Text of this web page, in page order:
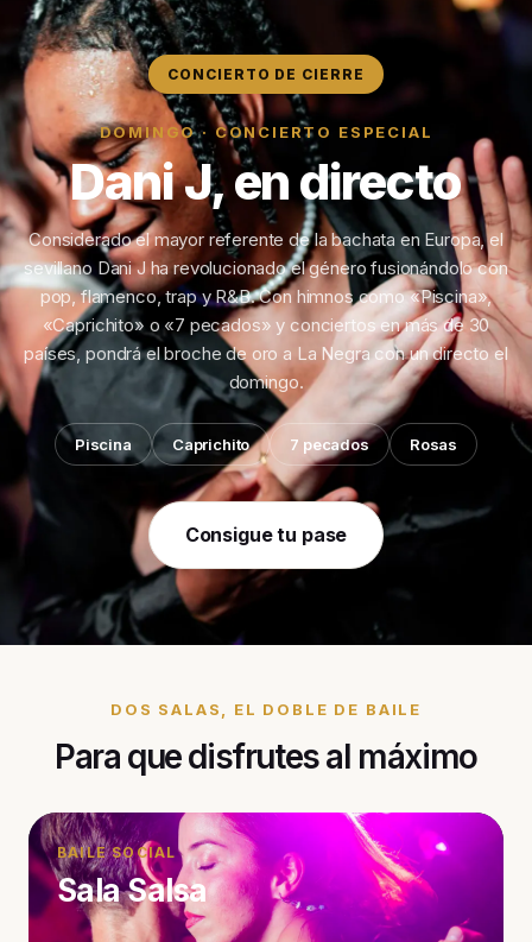
CONCIERTO DE CIERRE
DOMINGO · CONCIERTO ESPECIAL
Dani J, en directo
Considerado el mayor referente de la bachata en Europa, el
sevillano Dani J ha revolucionado el género fusionándolo con
pop, flamenco, trap y R&B. Con himnos como «Piscina»,
«Caprichito» o «7 pecados» y conciertos en más de 30
países, pondrá el broche de oro a La Negra con un directo el
domingo.
Piscina Caprichito 7 pecados Rosas
Consigue tu pase
DOS SALAS, EL DOBLE DE BAILE
Para que disfrutes al máximo
BAILE SOCIAL
Sala Salsa